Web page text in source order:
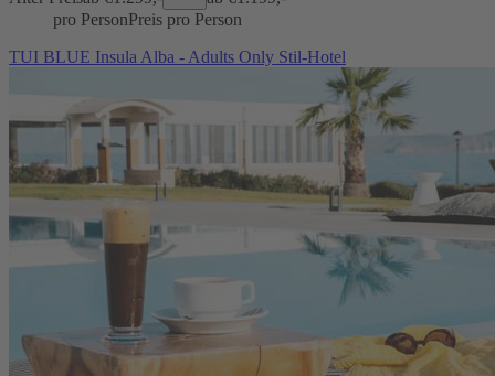
pro PersonPreis pro Person
TUI BLUE Insula Alba - Adults Only Stil-Hotel